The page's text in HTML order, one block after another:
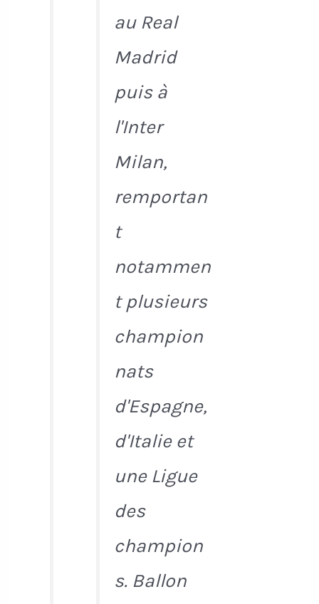
au Real
Madrid
puis à
l'Inter
Milan,
remportan
t
notammen
t plusieurs
champion
nats
d'Espagne,
d'Italie et
une Ligue
des
champion
s. Ballon